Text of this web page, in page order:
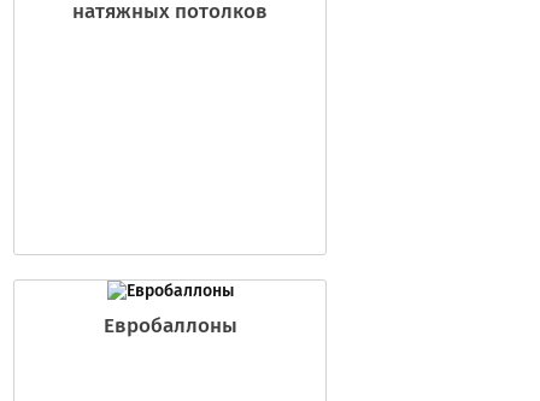
натяжных потолков
Евробаллоны